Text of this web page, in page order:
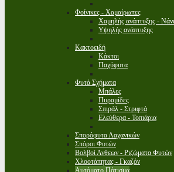
Φοίνικες - Χαμαίρωπες
Χαμηλής ανάπτυξης -
Υψηλής ανάπτυξης
Κακτοειδή
Κάκτοι
Παχύφυτα
Φυτά Σχήματα
Μπάλες
Πυραμίδες
Σπιράλ - Στριφτά
Ελεύθερα - Τοπιάρια
Σπορόφυτα Λαχανικών
Σπόροι Φυτών
Βολβοί Ανθεων - Ριζώματα Φυτών
Χλοοτάπητας - Γκαζόν
Αυτόματο Πότισμα